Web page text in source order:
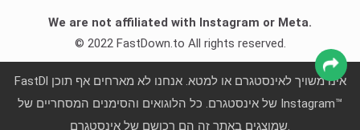
We are not affiliated with Instagram or Meta.
© 2022 FastDown.to All rights reserved.
FastDl אינו משויך לאינסטגרם או למטא. אנחנו לא מארחים אף תוכן
של אינסטגרם. כל הלוגואים והסימנים המסחריים של Instagram™
שמוצגים באתר זה הם רכושם של אינסטגרם.